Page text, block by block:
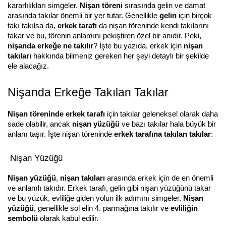
kararlılıkları simgeler. Nişan töreni sırasında gelin ve damat
arasında takılar önemli bir yer tutar. Genellikle gelin için birçok
takı takılsa da, erkek tarafı da nişan töreninde kendi takılarını
nişanda erkeğe ne takılır? İşte bu yazıda, erkek için nişan
takıları hakkında bilmeniz gereken her şeyi detaylı bir şekilde
ele alacağız.
Nişanda Erkeğe Takılan Takılar
Nişan töreninde erkek tarafı için takılar geleneksel olarak daha
sade olabilir, ancak nişan yüzüğü ve bazı takılar hala büyük bir
anlam taşır. İşte nişan töreninde erkek tarafına takılan takılar:
Nişan Yüzüğü
Nişan yüzüğü, nişan takıları arasında erkek için de en önemli
ve anlamlı takıdır. Erkek tarafı, gelin gibi nişan yüzüğünü takar
ve bu yüzük, evliliğe giden yolun ilk adımını simgeler. Nişan
yüzüğü, genellikle sol elin 4. parmağına takılır ve evliliğin
sembolü olarak kabul edilir.